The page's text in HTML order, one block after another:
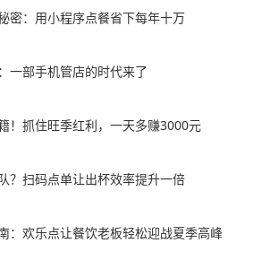
密：用小程序点餐省下每年十万
一部手机管店的时代来了
！抓住旺季红利，一天多赚3000元
？扫码点单让出杯效率提升一倍
：欢乐点让餐饮老板轻松迎战夏季高峰